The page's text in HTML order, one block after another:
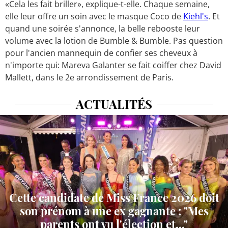
«Cela les fait briller», explique-t-elle. Chaque semaine,
elle leur offre un soin avec le masque Coco de Kiehl's. Et
quand une soirée s'annonce, la belle rebooste leur
volume avec la lotion de Bumble & Bumble. Pas question
pour l'ancien mannequin de confier ses cheveux à
n'importe qui: Mareva Galanter se fait coiffer chez David
Mallett, dans le 2e arrondissement de Paris.
ACTUALITÉS
Cette candidate de Miss France 2026 doit
son prénom à une ex gagnante : "Mes
parents ont vu l'élection et..."